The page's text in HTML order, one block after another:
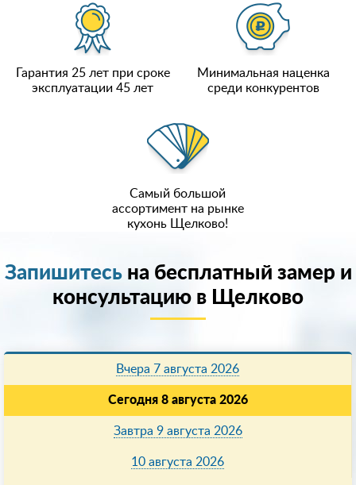
Гарантия 25 лет при сроке
эксплуатации 45 лет
Минимальная наценка
среди конкурентов
Самый большой
ассортимент на рынке
кухонь Щелково!
Запишитесьна бесплатный замер и
консультацию в Щелково
Вчера 7 августа 2026
Сегодня 8 августа 2026
Завтра 9 августа 2026
10 августа 2026